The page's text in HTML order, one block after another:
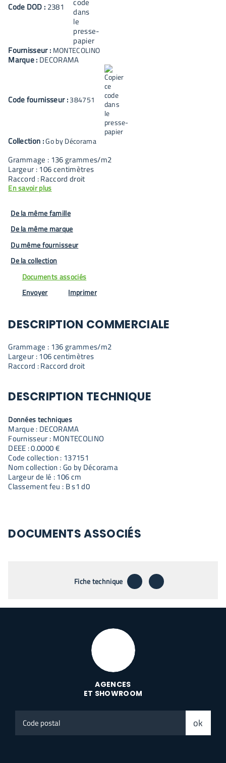
Code DOD : 2381
Fournisseur : MONTECOLINO
Marque : DECORAMA
Code fournisseur :384751
Collection :Go by Décorama
Grammage : 136 grammes/m2
Largeur : 106 centimètres
Raccord : Raccord droit
En savoir plus
De la même famille
De la même marque
Du même fournisseur
De la collection
Documents associés
Envoyer
Imprimer
DESCRIPTION COMMERCIALE
Grammage : 136 grammes/m2
Largeur : 106 centimètres
Raccord : Raccord droit
DESCRIPTION TECHNIQUE
Données techniques
Marque : DECORAMA
Fournisseur : MONTECOLINO
DEEE : 0.0000 €
Code collection : 137151
Nom collection : Go by Décorama
Largeur de lé : 106 cm
Classement feu : B s1 d0
DOCUMENTS ASSOCIÉS
Fiche technique téléchargerenvoyer par
AGENCES
ET SHOWROOM
postal
ok